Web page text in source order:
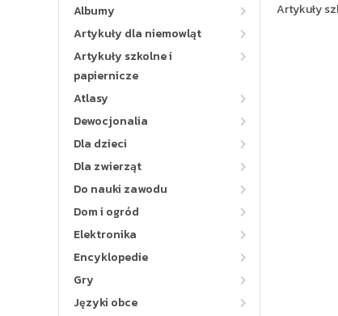
Albumy
Artykuły dla niemowląt
Artykuły szkolne i
papiernicze
Atlasy
Dewocjonalia
Dla dzieci
Dla zwierząt
Do nauki zawodu
Dom i ogród
Elektronika
Encyklopedie
Gry
Języki obce
Artykuły